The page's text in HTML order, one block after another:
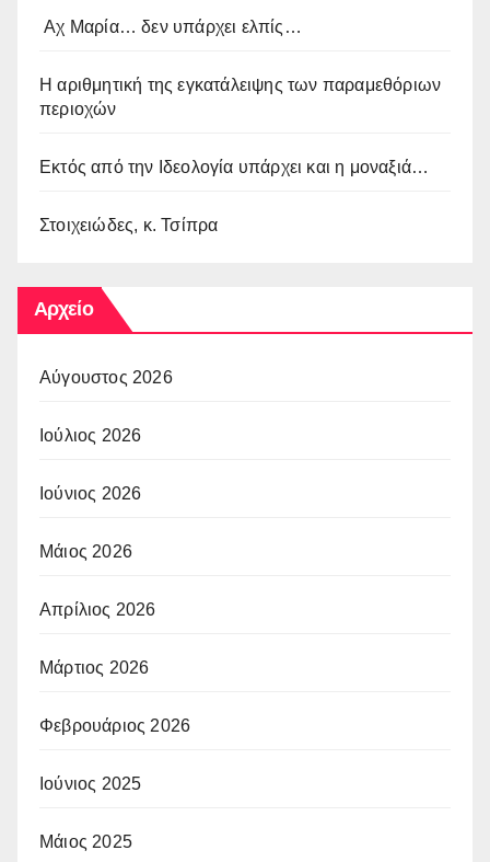
Αχ Μαρία… δεν υπάρχει ελπίς…
Η αριθμητική της εγκατάλειψης των παραμεθόριων
περιοχών
Εκτός από την Ιδεολογία υπάρχει και η μοναξιά…
Στοιχειώδες, κ. Τσίπρα
Αρχείο
Αύγουστος 2026
Ιούλιος 2026
Ιούνιος 2026
Μάιος 2026
Απρίλιος 2026
Μάρτιος 2026
Φεβρουάριος 2026
Ιούνιος 2025
Μάιος 2025